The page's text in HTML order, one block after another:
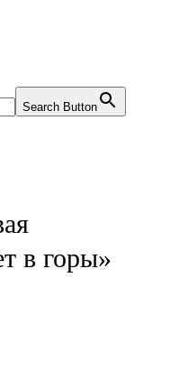
Search Button
в горы»